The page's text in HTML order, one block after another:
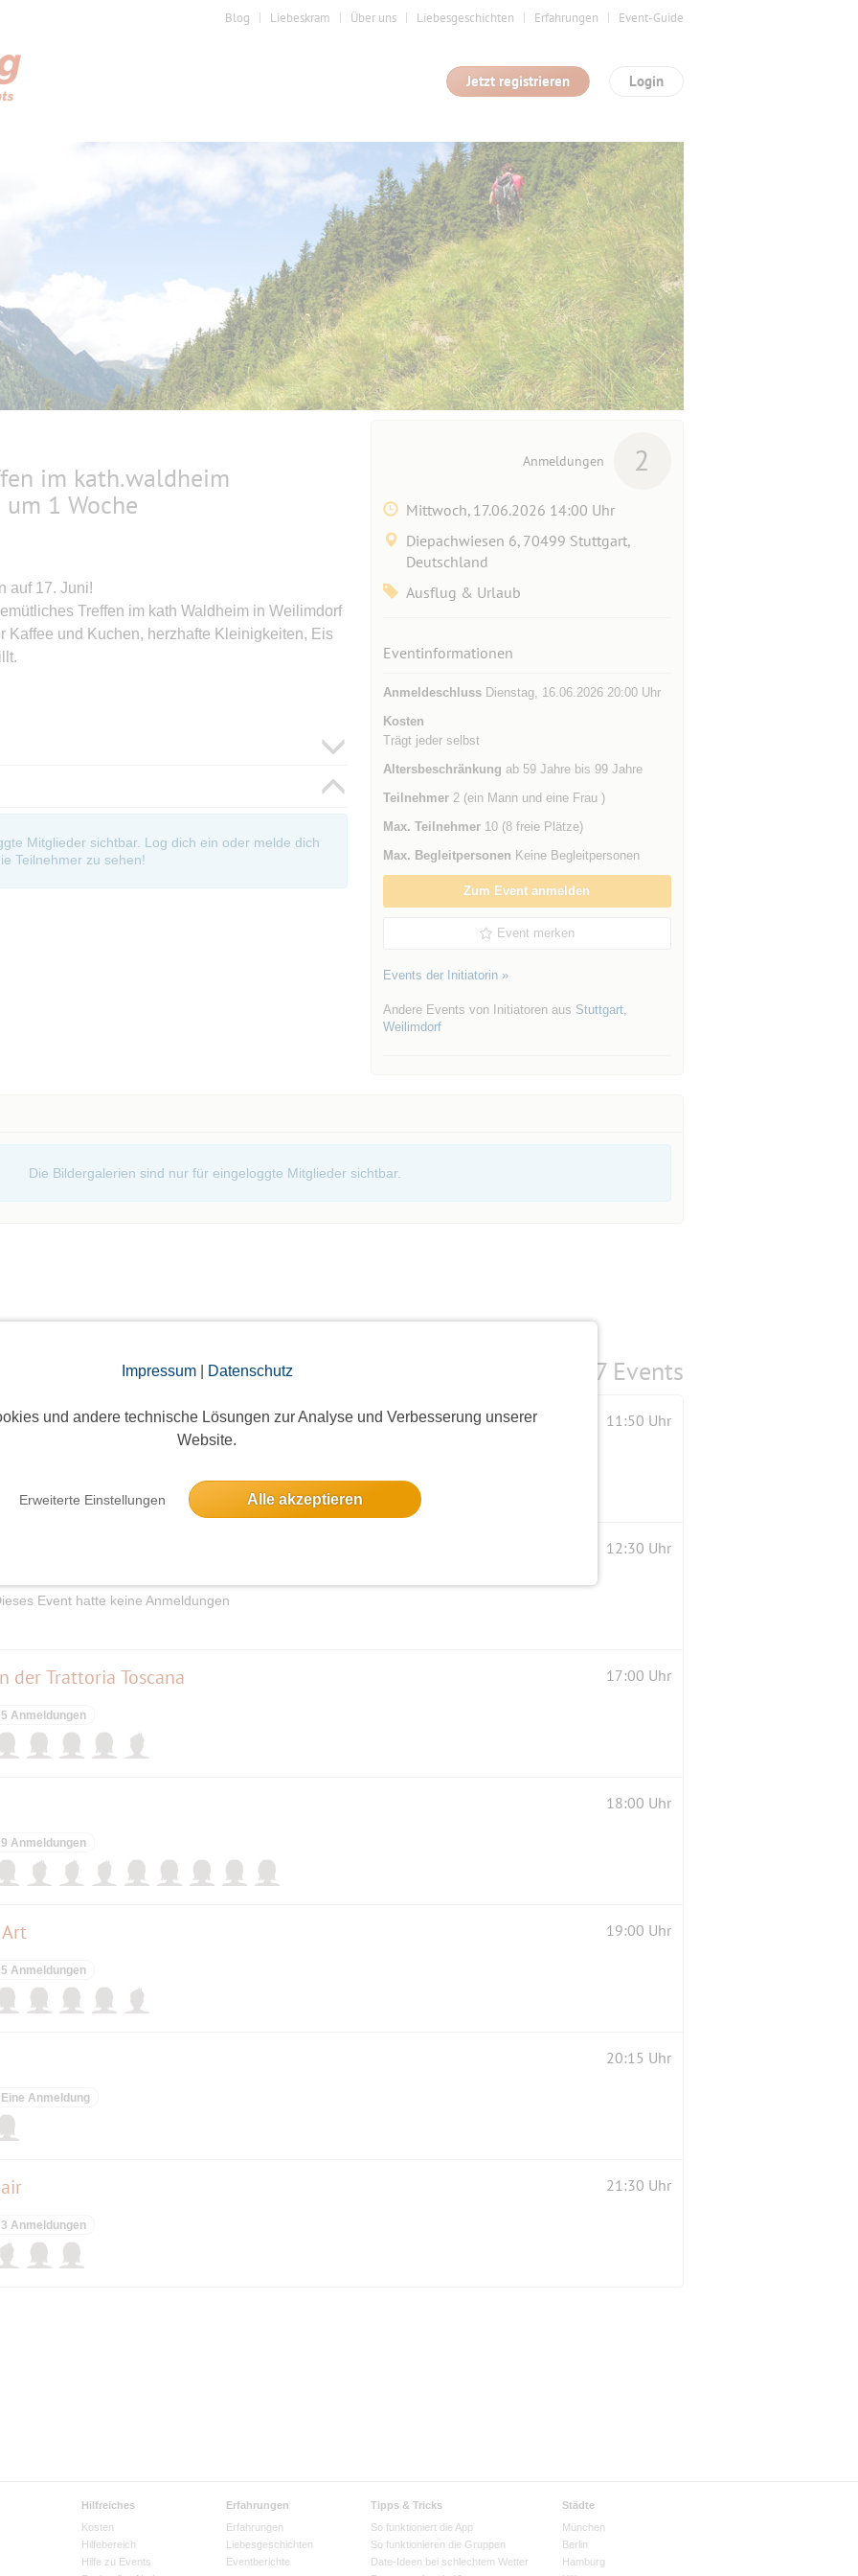
Impressum| Datenschutz
und andere technische Lösungen zur Analyse und Verbesserung unserer
Website.
Erweiterte Einstellungen Alle akzeptieren
Blog Liebeskram Über uns Liebesgeschichten Erfahrungen Event-Guide
Login
Jetzt registrieren
im kath.waldheim
1 Woche
auf 17. Juni!
Treffen im kath Waldheim in Weilimdorf
Kaffee und Kuchen, herzhafte Kleinigkeiten, Eis
Mitglieder sichtbar. Log dich ein oder melde dich
Teilnehmer zu sehen!
Anmeldungen 2
Mittwoch, 17.06.2026 14:00 Uhr
Diepachwiesen 6, 70499 Stuttgart,
Deutschland
Ausflug & Urlaub
Eventinformationen
AnmeldeschlussDienstag, 16.06.2026 20:00 Uhr
Kosten
Trägt jeder selbst
Altersbeschränkung ab 59 Jahre bis 99 Jahre
Teilnehmer2 (ein Mann und eine Frau )
Max. Teilnehmer10 (8 freie Plätze)
Max. Begleitpersonen Keine Begleitpersonen
Zum Event anmelden
Event merken
Events der Initiatorin »
Andere Events von Initiatoren aus Stuttgart,
Weilimdorf
Die Bildergalerien sind nur für eingeloggte Mitglieder sichtbar.
7 Events
11:50 Uhr
12:30 Uhr
Event hatte keine Anmeldungen
der Trattoria Toscana 17:00 Uhr
5 Anmeldungen
18:00 Uhr
9 Anmeldungen
19:00 Uhr
5 Anmeldungen
20:15 Uhr
Eine Anmeldung
21:30 Uhr
3 Anmeldungen
Hilfreiches
Kosten
Hilfebereich
Hilfe zu Events
Erfahrungen
Erfahrungen
Liebesgeschichten
Eventberichte
Tipps & Tricks
So funktioniert die App
So funktionieren die Gruppen
Date-Ideen bei schlechtem Wetter
Städte
München
Berlin
Hamburg